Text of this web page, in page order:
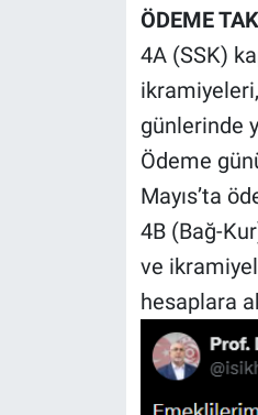
ÖDEME
4A (SSK)
günlerinde
Ödeme
Mayıs’ta
4B (Bağ-
ve
hesaplara